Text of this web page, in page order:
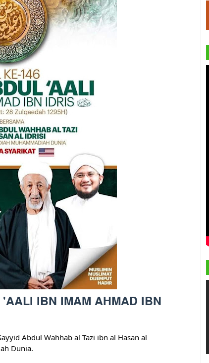
MELIHAT, TETAPI MENGENAL DIRI
SINGA PUN TUNDUK PADANYA
JANGAN JUGA MUDAH MENGHUKUM
MENJADI KUAT
IBN IMAM AHMAD IBN
Abdul Wahhab al Tazi ibn al Hasan al
Dunia.